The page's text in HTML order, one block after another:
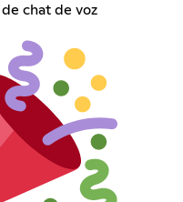
chat de voz